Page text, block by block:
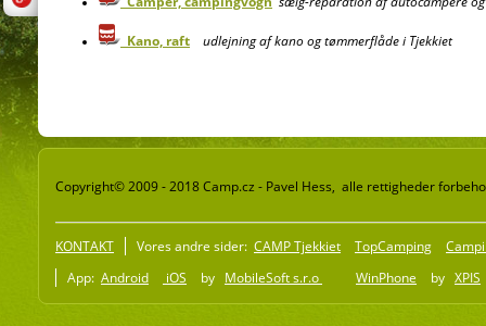
Kano, raft udlejning af kano og tømmerflåde i Tjekkiet
Copyright© 2009 - 2018 Camp.cz - Pavel Hess, alle rettigheder
KONTAKT Vores andre sider: CAMP Tjekkiet TopCamping
App: Android iOS by MobileSoft s.r.o WinPhone by XPIS